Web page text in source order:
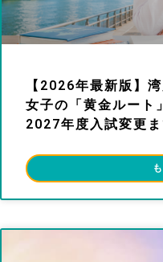
【2026年最新版】
女子の「黄金ルート
2027年度入試変更